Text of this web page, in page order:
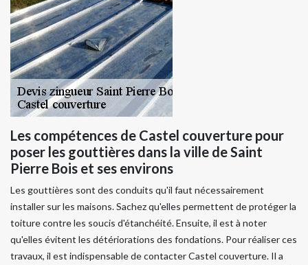
Les compétences de Castel couverture pour
poser les gouttières dans la ville de Saint
Pierre Bois et ses environs
Les gouttières sont des conduits qu'il faut nécessairement
installer sur les maisons. Sachez qu'elles permettent de protéger la
toiture contre les soucis d'étanchéité. Ensuite, il est à noter
qu'elles évitent les détériorations des fondations. Pour réaliser ces
travaux, il est indispensable de contacter Castel couverture. Il a